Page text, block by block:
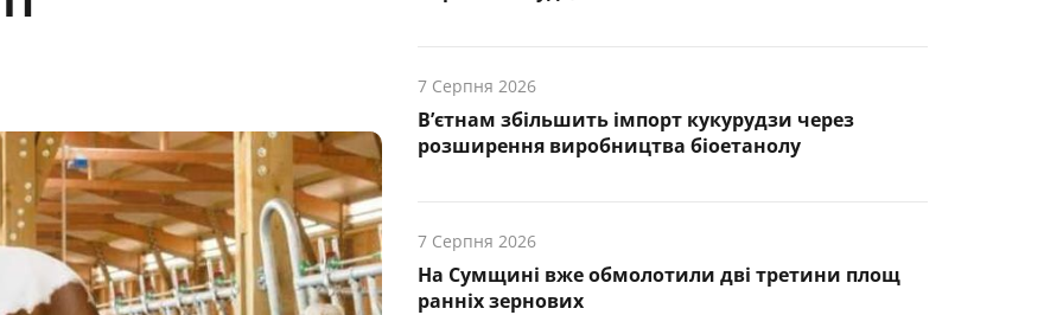
7 Серпня 2026
В’єтнам збільшить імпорт кукурудзи через
розширення виробництва біоетанолу
7 Серпня 2026
На Сумщині вже обмолотили дві третини площ
ранніх зернових